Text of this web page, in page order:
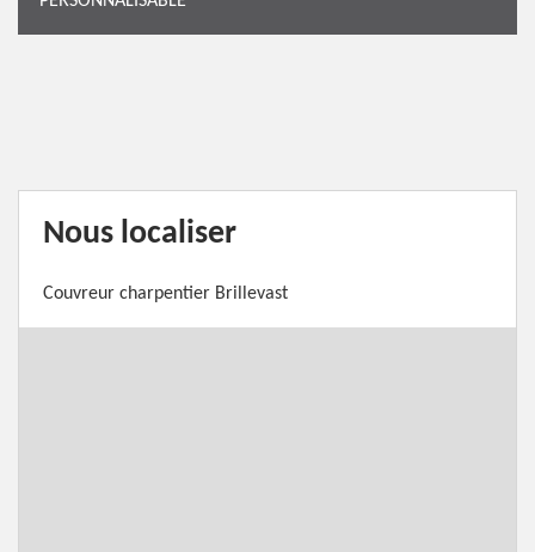
Nous localiser
Couvreur charpentier Brillevast